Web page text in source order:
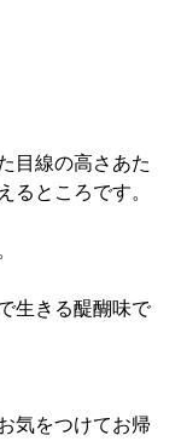
目線の高さあた
るところです。
生きる醍醐味で
気をつけてお帰